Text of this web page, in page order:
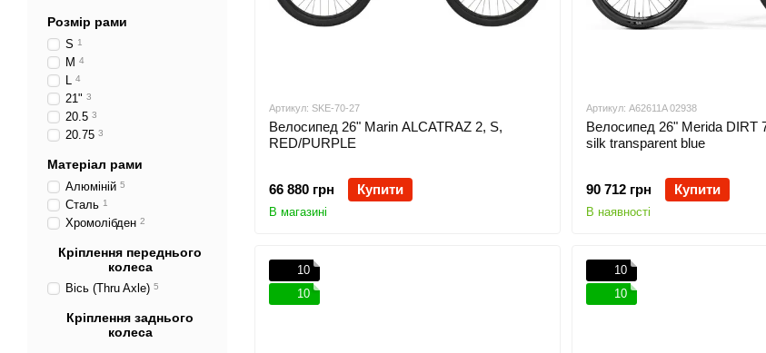
Артикул: SKE-70-27
Велосипед 26" Marin ALCATRAZ 2, S,
RED/PURPLE
66 880 грн Купити
В магазині
Артикул: A62611A 02938
Велосипед 26" Merida DIRT
silk transparent blue
90 712 грн Купити
В наявності
10
10
10
10
Розмір рами
S 1
M 4
L 4
21" 3
20.5 3
20.75 3
Матеріал рами
Алюміній 5
Сталь 1
Хромолібден 2
Кріплення переднього
колеса
Вісь (Thru Axle) 5
Кріплення заднього
колеса